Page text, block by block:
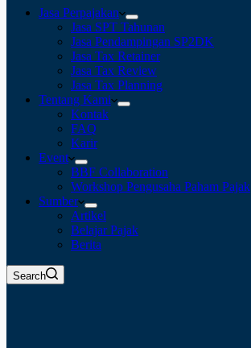
Jasa Perpajakan
Jasa SPT Tahunan
Jasa Pendampingan SP2DK
Jasa Tax Retainer
Jasa Tax Review
Jasa Tax Planning
Tentang Kami
Kontak
FAQ
Karir
Event
BBF Collaboration
Workshop Pengusaha Paham Pajak
Sumber
Artikel
Belajar Pajak
Berita
Search